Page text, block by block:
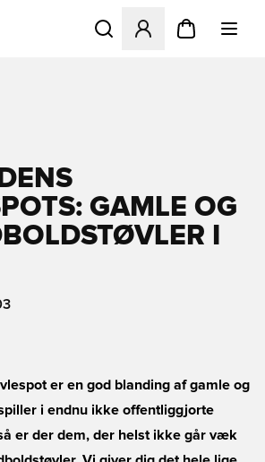
Åbner en Modal til at
GAMLE OG
I
er en god blanding af gamle og
i endnu ikke offentliggjorte
er der dem, der helst ikke går væk